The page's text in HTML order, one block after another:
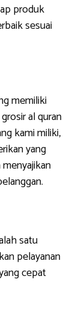
produk
sesuai
memiliki
al quran
kami miliki,
yang
satu
pelayanan
cepat